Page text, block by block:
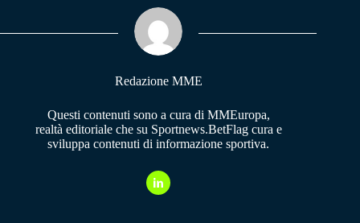
pp m
Redazione MME
Questi contenuti sono a cura di MMEuropa,
realtà editoriale che su Sportnews.BetFlag cura e
sviluppa contenuti di informazione sportiva.